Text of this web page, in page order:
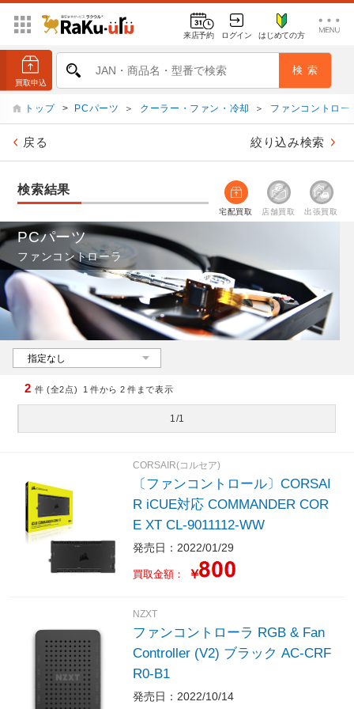
来店予約 ログイン はじめての方
トップ > PCパーツ ＞ クーラー・ファン・冷却 ＞ ファンコントロー
戻る 絞り込み検索
検索結果
宅配買取 店舗買取 出張買取
PCパーツ
ファンコントローラ
2 件 (全2点) 1 件から 2 件まで表示
1/1
CORSAIR(コルセア)
〔ファンコントロール〕CORSAI
R iCUE対応 COMMANDER COR
E XT CL-9011112-WW
発売日：2022/01/29
買取金額： ￥
NZXT
ファンコントローラ RGB & Fan
Controller (V2) ブラック AC-CRF
R0-B1
発売日：2022/10/14